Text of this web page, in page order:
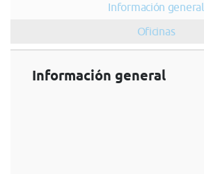
Información general
Oficinas
Información general